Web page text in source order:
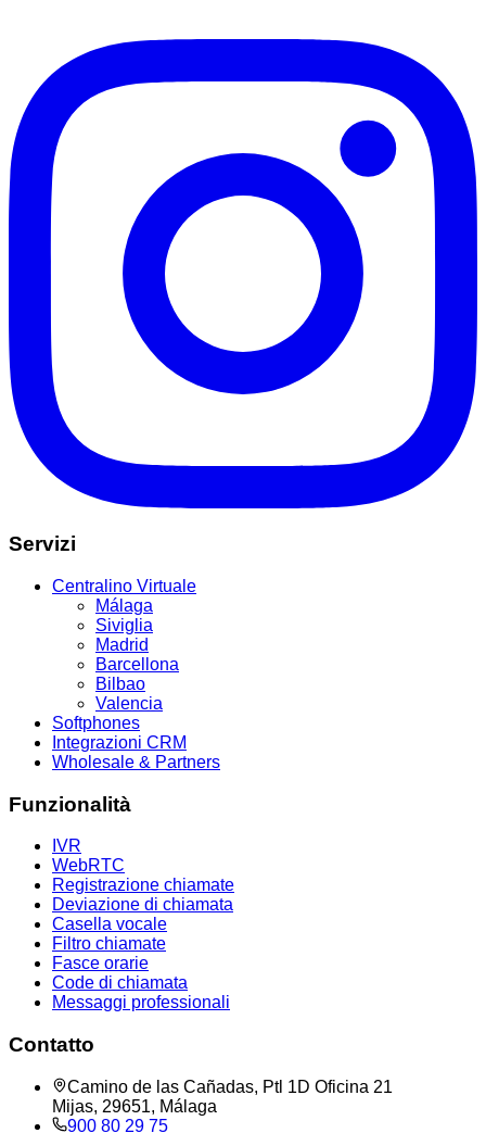
Servizi
Centralino Virtuale
Málaga
Siviglia
Madrid
Barcellona
Bilbao
Valencia
Softphones
Integrazioni CRM
Wholesale & Partners
Funzionalità
IVR
WebRTC
Registrazione chiamate
Deviazione di chiamata
Casella vocale
Filtro chiamate
Fasce orarie
Code di chiamata
Messaggi professionali
Contatto
Camino de las Cañadas, Ptl 1D Oficina 21
Mijas, 29651, Málaga
900 80 29 75